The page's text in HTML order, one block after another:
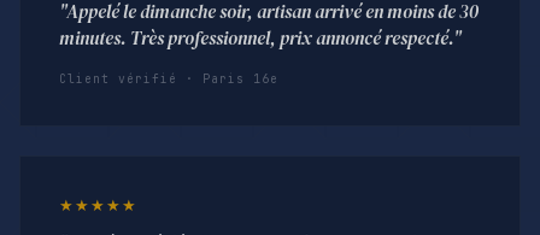
"Appelé le dimanche soir, artisan arrivé en moins de 30
minutes. Très professionnel, prix annoncé respecté."
Client vérifié · Paris 16e
★★★★★